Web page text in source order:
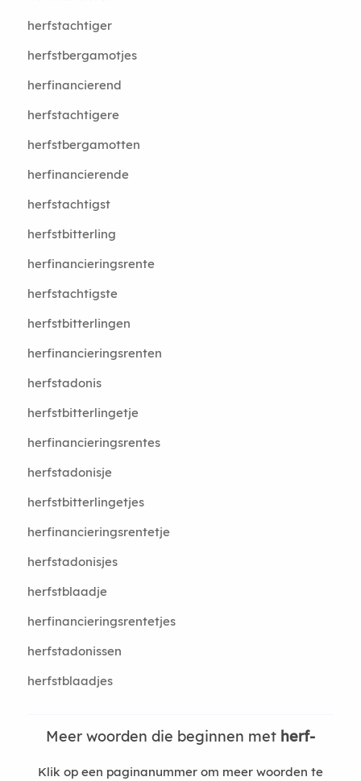
herfstachtiger
herfstbergamotjes
herfinancierend
herfstachtigere
herfstbergamotten
herfinancierende
herfstachtigst
herfstbitterling
herfinancieringsrente
herfstachtigste
herfstbitterlingen
herfinancieringsrenten
herfstadonis
herfstbitterlingetje
herfinancieringsrentes
herfstadonisje
herfstbitterlingetjes
herfinancieringsrentetje
herfstadonisjes
herfstblaadje
herfinancieringsrentetjes
herfstadonissen
herfstblaadjes
Meer woorden die beginnen met herf-
Klik op een paginanummer om meer woorden te